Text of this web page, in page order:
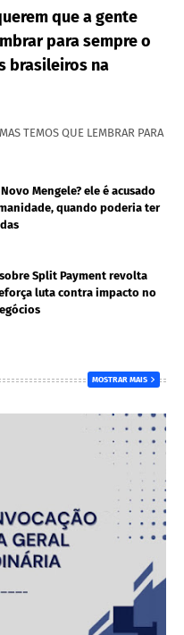
que a gente
para sempre o
brasileiros na
TEMOS QUE LEMBRAR PARA
Mengele? ele é acusado
quando poderia ter
Split Payment revolta
luta contra impacto no
MOSTRAR MAIS